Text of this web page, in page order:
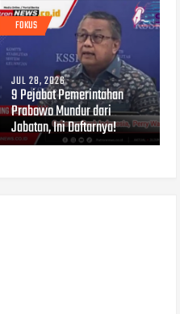
FOKUS
JUL 28, 2026
9 Pejabat Pemerintahan
Prabowo Mundur dari
Jabatan, Ini Daftarnya!